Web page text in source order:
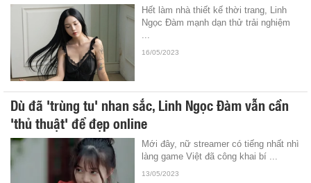
Hết làm nhà thiết kế thời trang, Linh
Ngọc Đàm mạnh dạn thử trải nghiệm
16/05/2023
Dù đã 'trùng tu' nhan sắc, Linh Ngọc Đàm vẫn cần
'thủ thuật' để đẹp online
Mới đây, nữ streamer có tiếng nhất nhì
làng game Việt đã công khai bí ...
13/05/2023